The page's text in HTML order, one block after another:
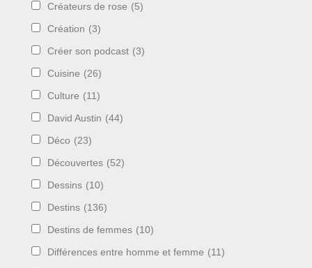
Créateurs de rose (5)
Création (3)
Créer son podcast (3)
Cuisine (26)
Culture (11)
David Austin (44)
Déco (23)
Découvertes (52)
Dessins (10)
Destins (136)
Destins de femmes (10)
Différences entre homme et femme (11)